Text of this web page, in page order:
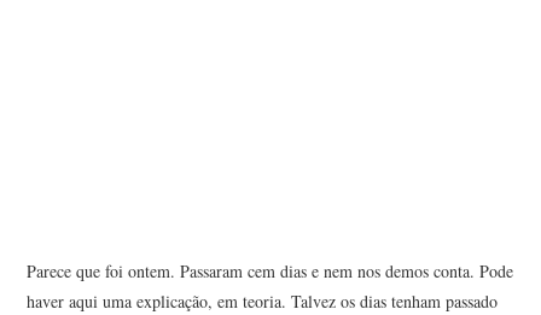
Parece que foi ontem. Passaram cem dias e nem nos demos conta. Pode
haver aqui uma explicação, em teoria. Talvez os dias tenham passado